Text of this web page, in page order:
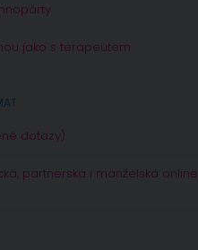
jako s terapeutem
dotazy)
partnerská i manželská online